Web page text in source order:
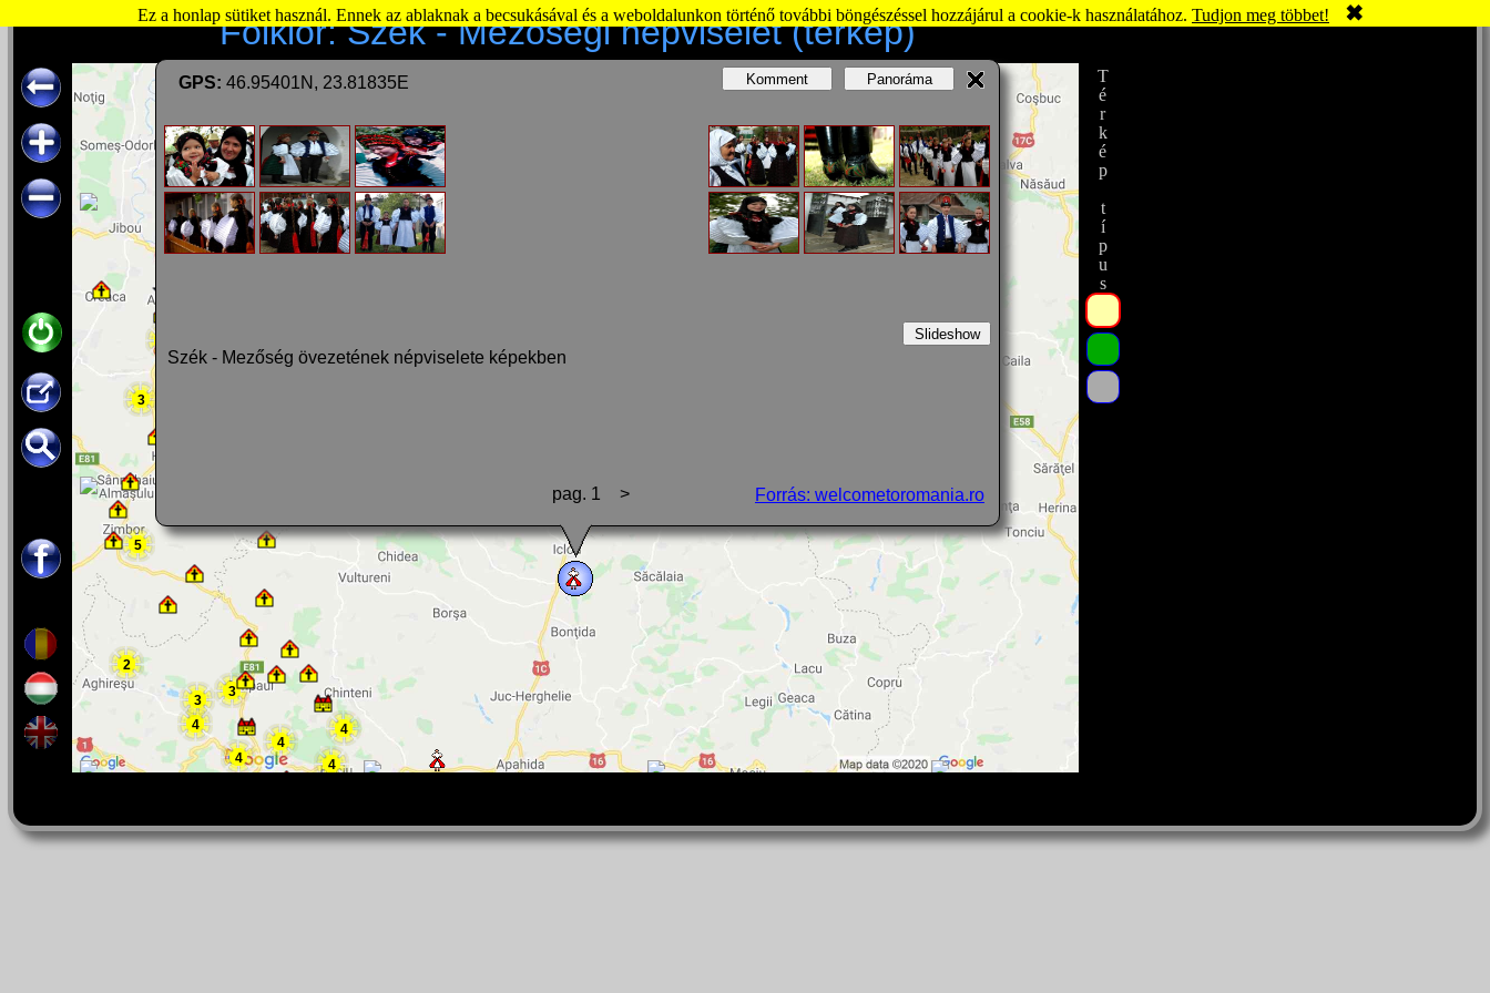
Ez a honlap sütiket használ. Ennek az ablaknak a becsukásával és a weboldalunkon történő további böngészéssel hozzájárul a cookie-k használatához. Tudjon meg többet! ✖
Folklor: Szék - Mezőségi népviselet (térkép)
Szék - Mezőség övezetének népviselete képekben
Forrás: welcometoromania.ro
GPS: 46.95401N, 23.81835E
Slideshow
Komment Panoráma
pag. 1 >
Térkép típus
7 2
4
4
4
4
4
3
3
2
5
3
4